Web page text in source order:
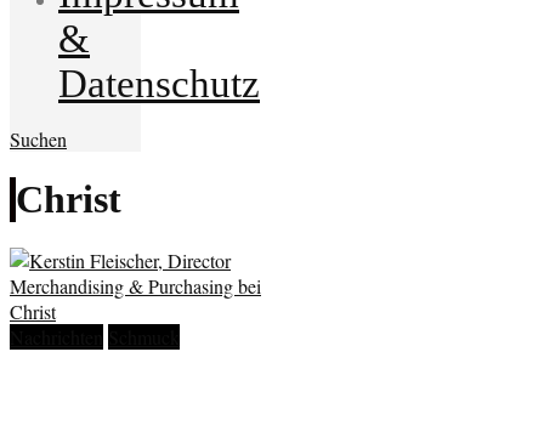
&
Datenschutz
Suchen
Christ